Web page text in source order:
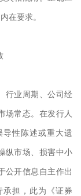
在要求。
行业周期、公司经
场常态。在发行人
导性陈述或重大遗
纵市场、损害中小
公开信息自主作出
担，此为《证券